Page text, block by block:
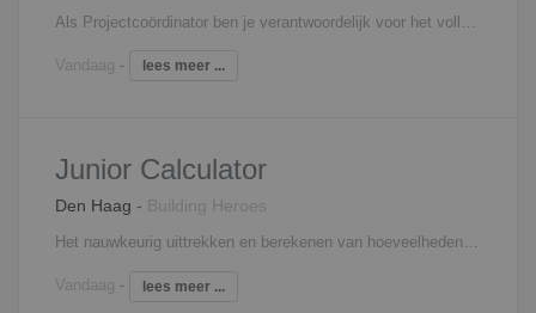
Vandaag - lees meer ...
Junior Calculator
Den Haag - Building Heroes
Het nauwkeurig uittrekken en berekenen van hoeveelheden vanaf bestekken en bouwtekeningen. Het aanvragen, controleren en spiegelen van offertes bij onderaannemers en leveranciers. Het opstellen van gedetailleerde kostprijsberekeningen en begrotingen voor nieuwbouw, verbouw en transformaties. Het signaleren van commerciële en technische kansen of risico's binnen de calculatiefase. Het overdragen van de volledige calculatiedata aan het projectteam zodra een project start.
Vandaag - lees meer ...